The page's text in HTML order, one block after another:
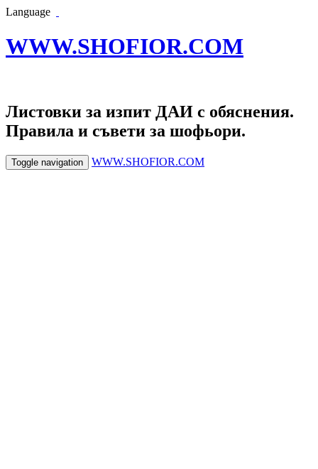
Language
WWW.SHOFIOR.COM
Листовки за изпит ДАИ с обяснения.
Правила и съвети за шофьори.
Toggle navigation WWW.SHOFIOR.COM